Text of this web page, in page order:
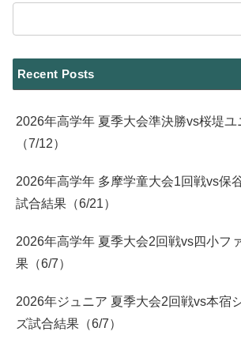
Recent Posts
2026年高学年 夏季大会準決勝vs桜堤
（7/12）
2026年高学年 多摩学童大会1回戦vs保
試合結果（6/21）
2026年高学年 夏季大会2回戦vs四小フ
果（6/7）
2026年ジュニア 夏季大会2回戦vs本宿
ズ試合結果（6/7）